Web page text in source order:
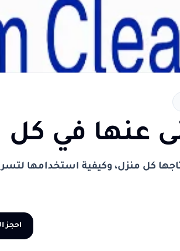
عنها في كل
كل منزل، وكيفية استخدامها
احجز